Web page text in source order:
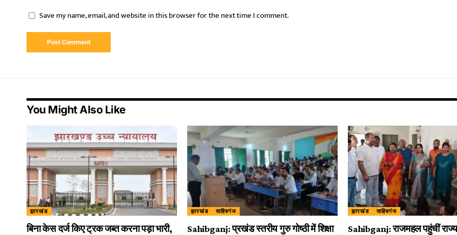
Save my name, email, and website in this browser for the next time I comment.
You Might Also Like
झारखंड
बिना केस दर्ज किए ट्रक जब्त करना पड़ा भारी,
झारखंड साहिबगंज
Sahibganj: प्रखंड स्तरीय गुरु गोष्ठी में शिक्षा
झारखंड साहिबगंज
Sahibganj: राजमहल पहुंचीं राज्य